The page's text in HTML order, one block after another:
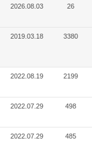
2026.08.03 26
2019.03.18 3380
2022.08.19 2199
2022.07.29 498
2022.07.29 485